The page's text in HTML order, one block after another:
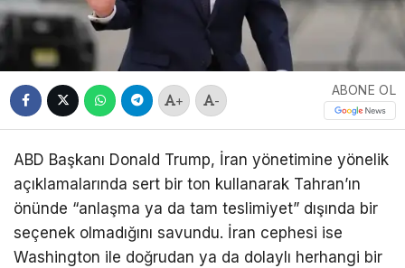
+ -
ABONE OL
ABD Başkanı Donald Trump, İran yönetimine yönelik
açıklamalarında sert bir ton kullanarak Tahran’ın
önünde “anlaşma ya da tam teslimiyet” dışında bir
seçenek olmadığını savundu. İran cephesi ise
Washington ile doğrudan ya da dolaylı herhangi bir